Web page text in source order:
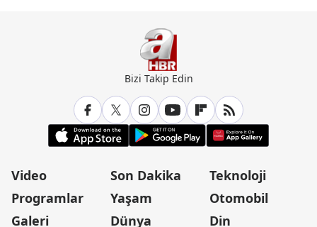
Bizi Takip Edin
Video
Programlar
Galeri
Son Dakika
Yaşam
Dünya
Teknoloji
Otomobil
Din